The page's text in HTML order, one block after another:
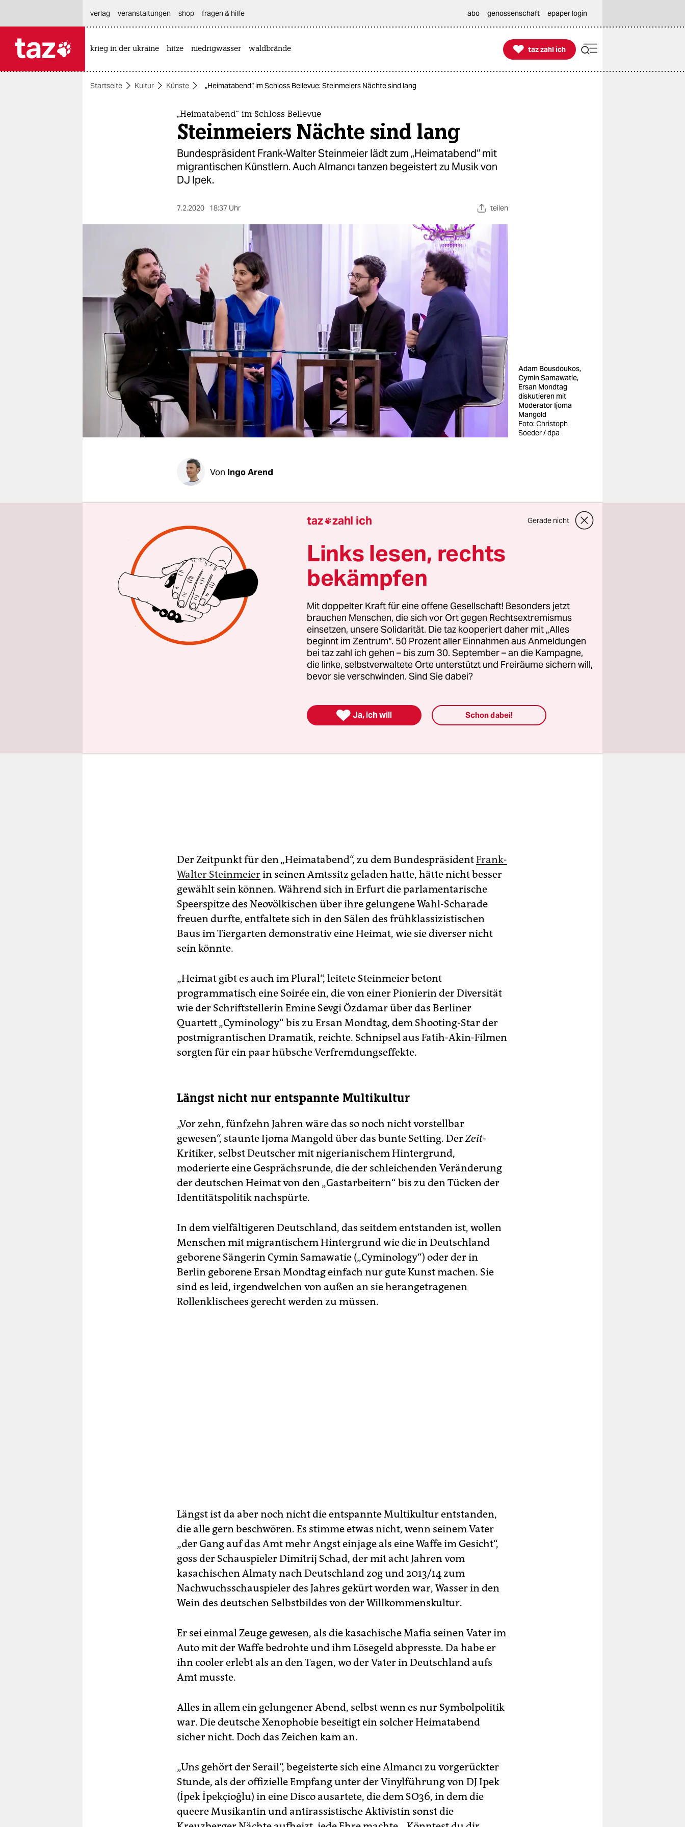
themen
wahrheit
verlag
veranstaltungen
shop
fragen & hilfe
unterstützen
genossenschaft
verlag
veranstaltungen shop fragen & hilfe abo genossenschaft epaper login
krieg in der ukraine hitze niedrigwasser waldbrände 
taz zahl ich
taz zahl ich
Startseite Kultur Künste „Heimatabend“ im Schloss Bellevue: Steinmeiers Nächte sind lang
„Heimatabend“ im Schloss Bellevue
Steinmeiers Nächte sind lang
Bundespräsident Frank-Walter Steinmeier lädt zum „Heimatabend“ mit
migrantischen Künstlern. Auch Almancı tanzen begeistert zu Musik von
DJ Ipek.
7.2.2020 18:37 Uhr teilen
Adam Bousdoukos,
Cymin Samawatie,
Ersan Mondtag
diskutieren mit
Moderator Ijoma
Mangold
Foto: Christoph
Soeder / dpa
Von Ingo Arend
„Kreuzberger Nächte sind lang“
Bellevue ertönt, kommt auch nicht alle Tage vor. Insofern war es
gewöhnungsbedürftig, als Sultan Tunc am Donnerstagabend die
kleine Bühne des dortigen Festsaals bestieg.
Im weißen Nadelstreifen-Anzug, mit coolen Sneakers gab der
deutschtürkische Rapper mit dem Rasta-Zopf die arabeske Version
eines Erfolgshits zwischen zwei cremefarbenen Kissengemälden des
deutschen Malerfürsten Gotthard Graubner zum Besten. Das
Publikum tobte.
Der Zeitpunkt für den „Heimatabend“, zu dem BundespräsidentFrank-
Walter Steinmeierin seinen Amtssitz geladen hatte, hätte nicht besser
gewählt sein können. Während sich in Erfurt die parlamentarische
Speerspitze des Neovölkischen über ihre gelungene Wahl-Scharade
freuen durfte, entfaltete sich in den Sälen des früh­klassizistischen
Baus im Tiergarten demonstrativ eine Heimat, wie sie diverser nicht
sein könnte.
„Heimat gibt es auch im Plural“, leitete Steinmeier betont
programmatisch eine Soirée ein, die von einer Pionierin der Diversität
wie der Schriftstellerin Emine Sevgi Özdamar über das Berliner
Quartett „Cyminology“ bis zu Ersan Mondtag, dem Shooting-Star der
postmigrantischen Dramatik, reichte. Schnipsel aus Fatih-Akin-Filmen
sorgten für ein paar hübsche Verfremdungseffekte.
Längst nicht nur entspannte Multikultur
„Vor zehn, fünfzehn Jahren wäre das so noch nicht vorstellbar
gewesen“, staunte Ijoma Mangold über das bunte Setting. DerZeit-
Kritiker, selbst Deutscher mit nigerianischem Hintergrund,
moderierte eine Gesprächsrunde, die der schleichenden Veränderung
der deutschen Heimat von den „Gastarbeitern“ bis zu den Tücken der
Identitätspolitik nachspürte.
In dem vielfältigeren Deutschland, das seitdem entstanden ist, wollen
Menschen mit migrantischem Hintergrund wie die in Deutschland
geborene Sängerin Cymin Samawatie („Cyminology“) oder der in
Berlin geborene Ersan Mondtag einfach nur gute Kunst machen. Sie
sind es leid, irgendwelchen von außen an sie herangetragenen
Rollenklischees gerecht werden zu müssen.
Längst ist da aber noch nicht die entspannte Multikultur entstanden,
die alle gern beschwören. Es stimme etwas nicht, wenn seinem Vater
„der Gang auf das Amt mehr Angst ­einjage als eine Waffe im Gesicht“,
goss der Schauspieler Dimitrij Schad, der mit acht Jahren vom
kasachischen Almaty nach Deutschland zog und 2013/14 zum
Nachwuchsschauspieler des Jahres gekürt worden war, Wasser in den
Wein des deutschen Selbstbildes von der Willkommenskultur.
Er sei einmal Zeuge gewesen, als die kasachische Mafia seinen Vater im
Auto mit der Waffe bedrohte und ihm Lösegeld abpresste. Da habe er
ihn cooler erlebt als an den Tagen, wo der Vater in Deutschland aufs
Amt musste.
Alles in allem ein gelungener Abend, selbst wenn es nur Symbolpolitik
war. Die deutsche Xenophobie beseitigt ein solcher Heimatabend
sicher nicht. Doch das Zeichen kam an.
„Uns gehört der Serail“, begeisterte sich eine Almancı zu vorgerückter
Stunde, als der offizielle Empfang unter der Vinylführung von DJ Ipek
(İpek İpekçioğlu) in eine Disco ausartete, die dem SO36, in dem die
queere Musikantin und antirassistische Aktivistin sonst die
taz zahl ich Gerade nicht
Links lesen, rechts
bekämpfen
Mit doppelter Kraft für eine offene Gesellschaft! Besonders jetzt
brauchen Menschen, die sich vor Ort gegen Rechtsextremismus
einsetzen, unsere Solidarität. Die taz kooperiert daher mit „Alles
beginnt im Zentrum“. 50 Prozent aller Einnahmen aus Anmeldungen
bei taz zahl ich gehen – bis zum 30. September – an die Kampagne,
die linke, selbstverwaltete Orte unterstützt und Freiräume sichern will,
bevor sie verschwinden. Sind Sie dabei?
 Ja, ich will Schon dabei!